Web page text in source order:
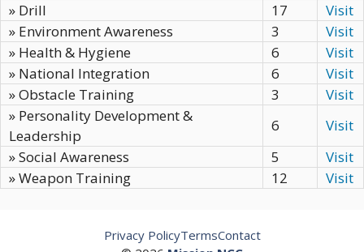
» Drill
17
Visit
» Environment Awareness
3
Visit
» Health & Hygiene
6
Visit
» National Integration
6
Visit
» Obstacle Training
3
Visit
» Personality Development &
Leadership
6
Visit
» Social Awareness
5
Visit
» Weapon Training
12 Visit
Privacy PolicyTermsContact